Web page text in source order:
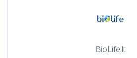
BioLife.lt